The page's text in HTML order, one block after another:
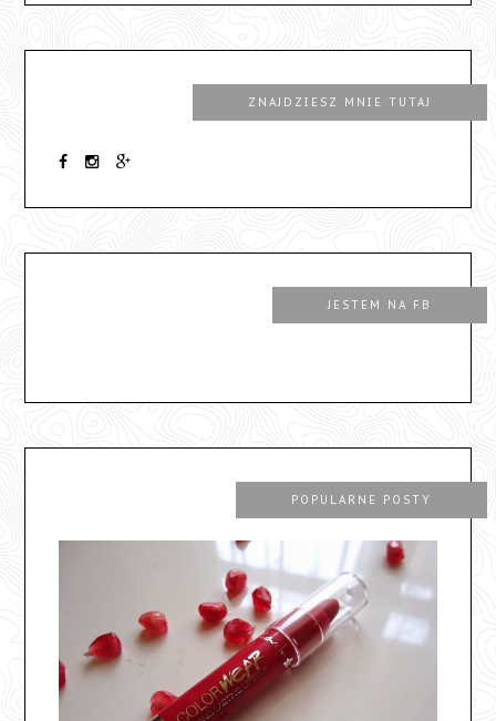
ZNAJDZIESZ MNIE TUTAJ
JESTEM NA FB
POPULARNE POSTY